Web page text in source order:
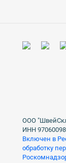
ООО
ИНН
Включен в
обработку